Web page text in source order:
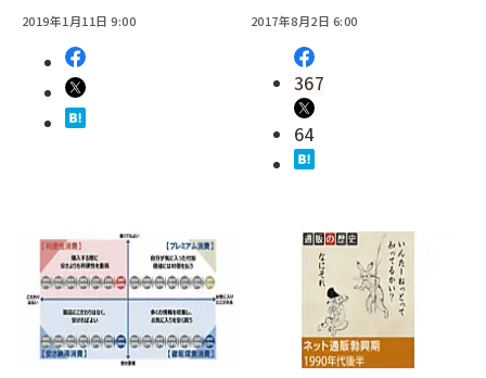
2019年1月11日 9:00 2017年8月2日 6:00
367
64